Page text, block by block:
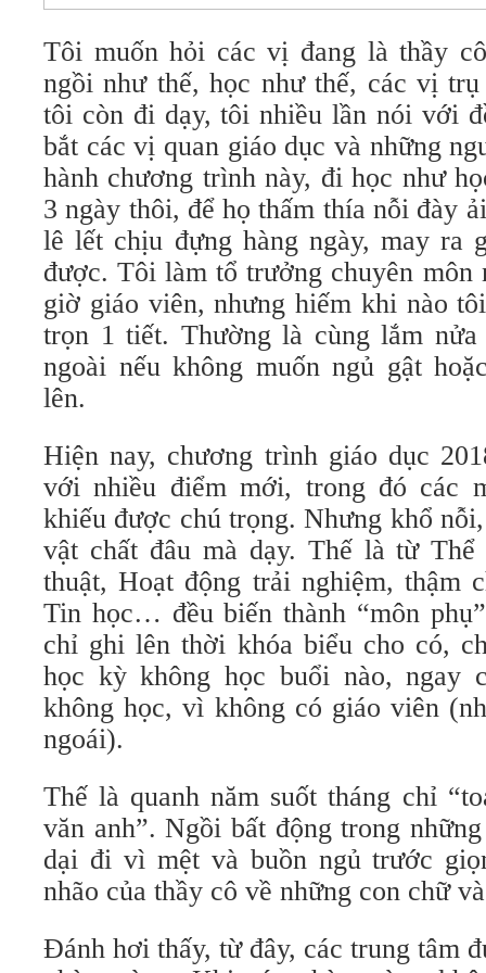
Tôi muốn hỏi các vị đang là thầy
ngồi như thế, học như thế, các vị
tôi còn đi dạy, tôi nhiều lần nói với
bắt các vị quan giáo dục và những
hành chương trình này, đi học như
3 ngày thôi, để họ thấm thía nỗi đày
lê lết chịu đựng hàng ngày, may ra
được. Tôi làm tổ trưởng chuyên môn
giờ giáo viên, nhưng hiếm khi nào
trọn 1 tiết. Thường là cùng lắm
ngoài nếu không muốn ngủ gật
lên.
Hiện nay, chương trình giáo dục
với nhiều điểm mới, trong đó các
khiếu được chú trọng. Nhưng khổ
vật chất đâu mà dạy. Thế là từ
thuật, Hoạt động trải nghiệm, thậm
Tin học… đều biến thành “môn
chỉ ghi lên thời khóa biểu cho có,
học kỳ không học buổi nào, ngay
không học, vì không có giáo viên
ngoái).
Thế là quanh năm suốt tháng chỉ
văn anh”. Ngồi bất động trong
dại đi vì mệt và buồn ngủ trước
nhão của thầy cô về những con chữ
Đánh hơi thấy, từ đây, các trung tâm